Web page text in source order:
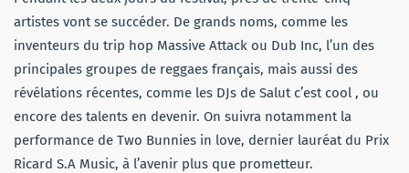
artistes vont se succéder. De grands noms, comme les
inventeurs du trip hop Massive Attack ou Dub Inc, l’un des
principales groupes de reggaes français, mais aussi des
révélations récentes, comme les DJs de Salut c’est cool , ou
encore des talents en devenir. On suivra notamment la
performance de Two Bunnies in love, dernier lauréat du Prix
Ricard S.A Music, à l’avenir plus que prometteur.